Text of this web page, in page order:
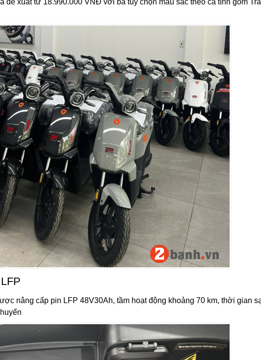
đề xuất từ 18.990.000 VNĐ với ba tùy chọn màu sắc theo cá tính gồm
nâng cấp pin LFP 48V30Ah, tầm hoạt động khoảng 70 km, thời gian